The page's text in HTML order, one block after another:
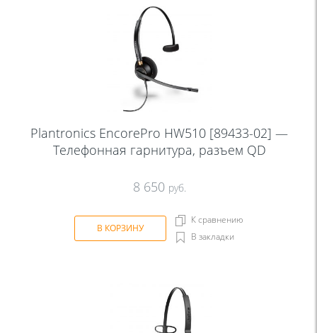
Plantronics EncorePro HW510 [89433-02] —
Телефонная гарнитура, разъем QD
8 650 руб.
В КОРЗИНУ
К сравнению
В закладки